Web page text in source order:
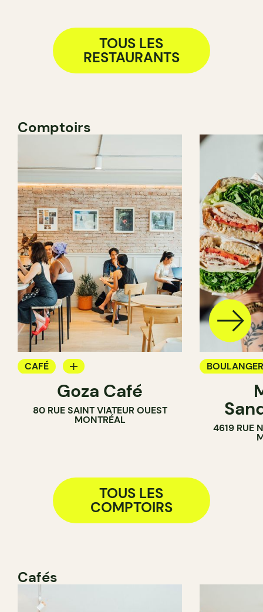
TOUS LES
RESTAURANTS
Comptoirs
CAFÉ
COMPTOIRGoza Café
80 RUE SAINT VIATEUR OUEST
MONTRÉAL
COMPTOIR
4619 RUE
TOUS LES
COMPTOIRS
Cafés